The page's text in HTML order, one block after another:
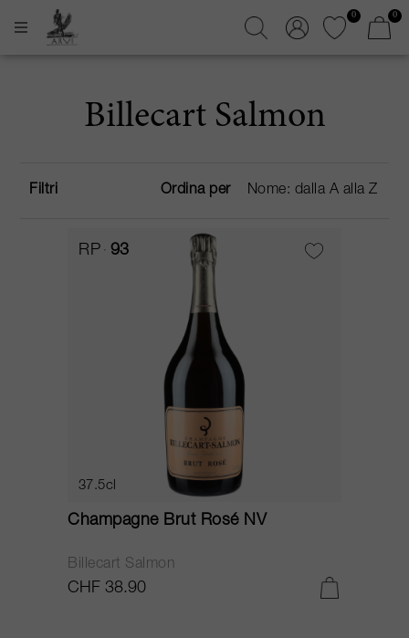
0 0
Billecart Salmon
Filtri Ordina per
RP 93
37.5cl
Champagne Brut Rosé NV
Billecart Salmon
CHF 38.90